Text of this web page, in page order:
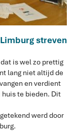
streven
is wel zo prettig
lang niet altijd de
en verdient
huis te bieden. Dit
werd door